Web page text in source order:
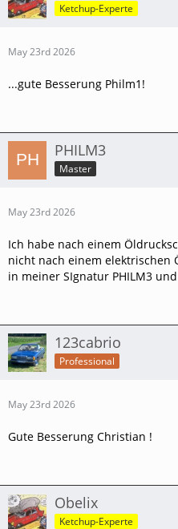
Ketchup-Experte
May 23rd 2026
...gute Besserung Philm1!
PHILM3
Master
May 23rd 2026
Ich habe nach einem
nicht nach einem elektrischen
in meiner SIgnatur PHILM3
123cabrio
Professional
May 23rd 2026
Gute Besserung Christian !
Obelix
Ketchup-Experte